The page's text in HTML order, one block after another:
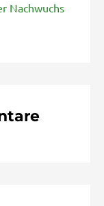
Nachwuchs